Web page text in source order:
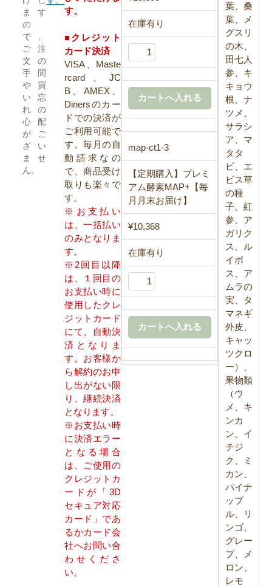
ます
の
で、
ご注
文の
手間
や買
い忘
れの
心配
がご
ざい
ませ
ん。
す。
■クレジット
カード決済
VISA、Maste
rcard、JC
B、AMEX、
Dinersのカー
ドでの決済が
ご利用可能で
す。毎月の自
動請求なの
で、商品受け
取りも楽々で
す。
※お支払い
は、一括払い
のみとなりま
す。
※2回目以降
は、１回目の
お支払い時に
使用したクレ
ジットカード
にて、自動決
済となりま
す。お客様か
ら解約のお申
し出がない限
り、継続決済
となります。
※お支払い時
に決済エラー
となる場合
は、ご使用の
クレジットカ
ードが「3D
セキュア対応
カード」であ
るかカード会
社へお問い合
わせくださ
い。
在庫有り
map-ct1-3
【定期購入】プレミ
アム酵素MAP+【毎
月月末お届け】
¥10,368
在庫有り
葉、桑
葉、メ
グスリ
の木、
田七人
参、キ
キョウ
根、ナ
ツメ、
サラシ
ア、マ
タタ
ビ、エ
ビス草
の種
子、紅
参、ア
ガリク
ス、ル
イボ
ス、ア
ムラの
実、タ
マネギ
外皮、
キャッ
ツクロ
ー）、
果物類
（ウ
メ、キ
ンカ
ン、イ
チジ
ク、ミ
カン、
パイナ
ップ
ル、リ
ンゴ、
グレー
プ、メ
ロン、
レモ